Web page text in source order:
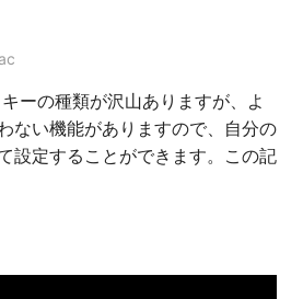
ーの種類が沢山ありますが、よ
ない機能がありますので、自分の
設定することができます。この記